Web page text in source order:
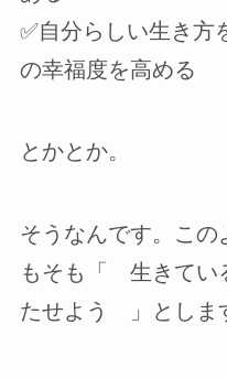
✅自分らしい生き方
の幸福度を高める
とかとか。
そうなんです。この
もそも「 生きてい
たせよう 」としま